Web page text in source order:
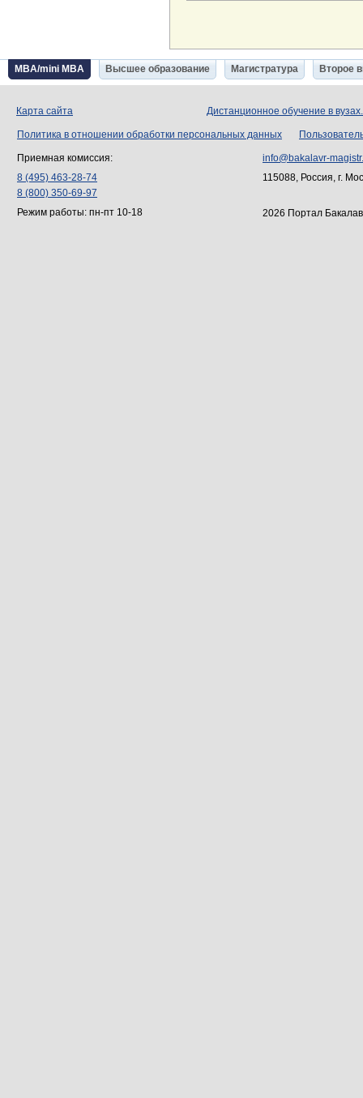
MBA/mini MBA Высшее образование Магистратура Второе
Карта сайта Дистанционное обучение в
Политика в отношении обработки персональных данных
Приемная комиссия:
8 (495) 463-28-74
8 (800) 350-69-97
Режим работы: пн-пт 10-18
info@bakalavr-
115088, Россия, г.
2026 Портал